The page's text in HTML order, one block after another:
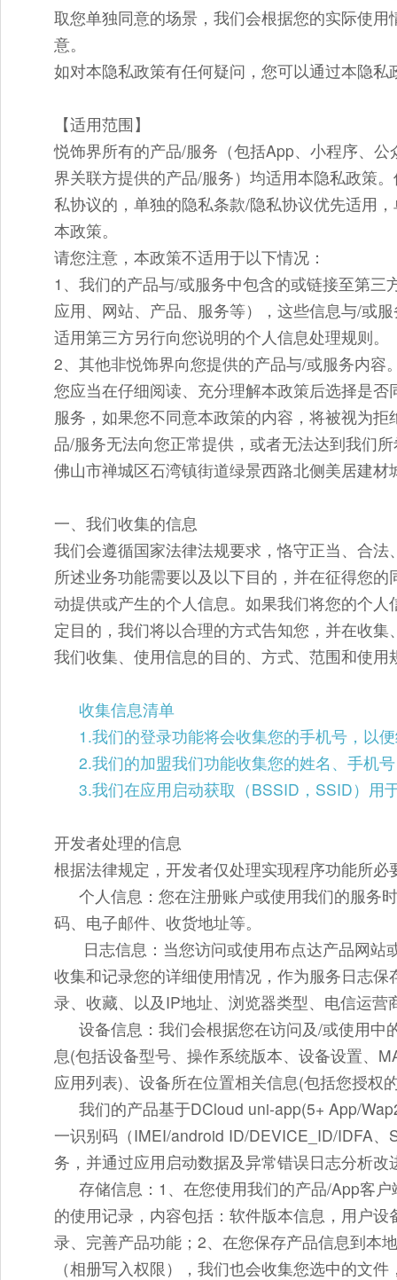
取您单独同意的场景，我们会根据您的实际使
意。
如对本隐私政策有任何疑问，您可以通过本隐
【适用范围】
悦饰界所有的产品/服务（包括App、小程序、
界关联方提供的产品/服务）均适用本隐私政策
私协议的，单独的隐私条款/隐私协议优先适用
本政策。
请您注意，本政策不适用于以下情况：
1、我们的产品与/或服务中包含的或链接至第
应用、网站、产品、服务等），这些信息与/或
适用第三方另行向您说明的个人信息处理规则。
2、其他非悦饰界向您提供的产品与/或服务内容
您应当在仔细阅读、充分理解本政策后选择是
服务，如果您不同意本政策的内容，将被视为
品/服务无法向您正常提供，或者无法达到我们
佛山市禅城区石湾镇街道绿景西路北侧美居建
一、我们收集的信息
我们会遵循国家法律法规要求，恪守正当、合
所述业务功能需要以及以下目的，并在征得您
动提供或产生的个人信息。如果我们将您的个
定目的，我们将以合理的方式告知您，并在收
我们收集、使用信息的目的、方式、范围和使用
收集信息清单
1.我们的登录功能将会收集您的手机号，以
2.我们的加盟我们功能收集您的姓名、手机
3.我们在应用启动获取（BSSID，SSID）用
开发者处理的信息
根据法律规定，开发者仅处理实现程序功能所必
个人信息： 您在注册账户或使用我们的服务
码、电子邮件、收货地址等。
日志信息： 当您访问或使用布点达产品网站
收集和记录您的详细使用情况，作为服务日志
录、收藏、以及IP地址、浏览器类型、电信运
设备信息： 我们会根据您在访问及/或使用中
息(包括设备型号、操作系统版本、设备设置、
应用列表)、设备所在位置相关信息(包括您授权
我们的产品基于DCloud uni-app(5+ App/
一识别码（IMEI/android ID/DEVICE_ID/IDFA
务，并通过应用启动数据及异常错误日志分析
存储信息：1、 在您使用我们的产品/App客
的使用记录，内容包括：软件版本信息，用户
录、完善产品功能； 2、 在您保存产品信息到本
（相册写入权限），我们也会收集您选中的文